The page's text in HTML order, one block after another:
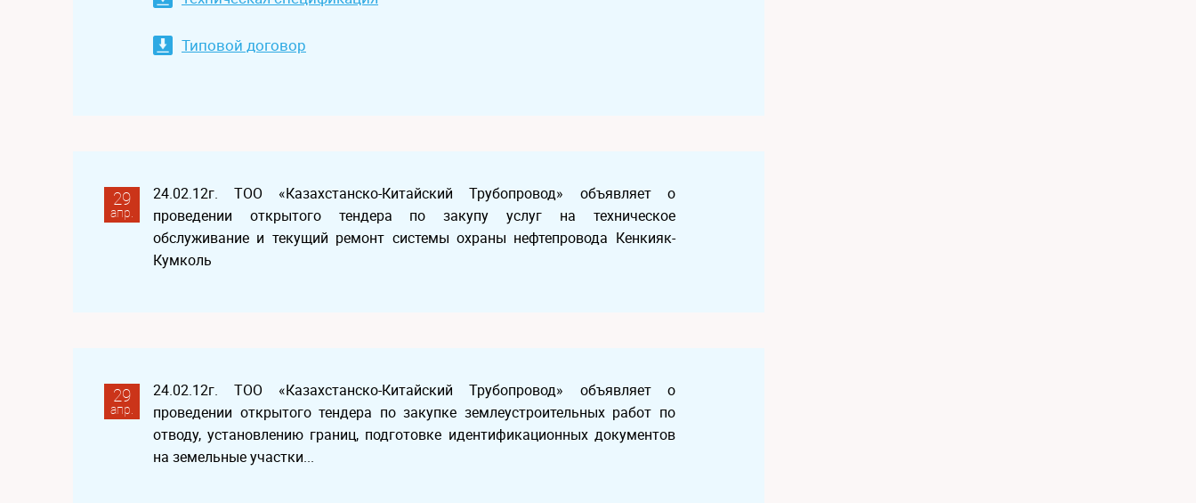
Типовой договор
29
апр.
24.02.12г. ТОО «Казахстанско-Китайский Трубопровод» объявляет о
проведении открытого тендера по закупу услуг на техническое
обслуживание и текущий ремонт системы охраны нефтепровода Кенкияк-
Кумколь
29
апр.
24.02.12г. ТОО «Казахстанско-Китайский Трубопровод» объявляет о
проведении открытого тендера по закупке землеустроительных работ по
отводу, установлению границ, подготовке идентификационных документов
на земельные участки...